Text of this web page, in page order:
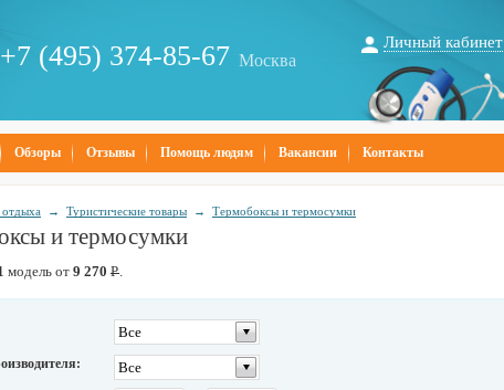
+7 (495) 374-85-67 Москва
Личный кабинет
Обзоры Отзывы Помощь людям Вакансии Контакты
отдыха → Туристические товары → Термобоксы и термосумки
и термосумки
модель от 9 270 Р.
Все
Все